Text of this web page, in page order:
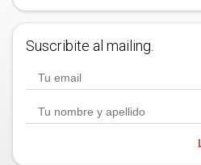
Suscribite al mailing.